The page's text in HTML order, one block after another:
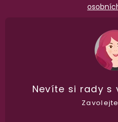
98%
recenzí
100%
Nevíte si rady s